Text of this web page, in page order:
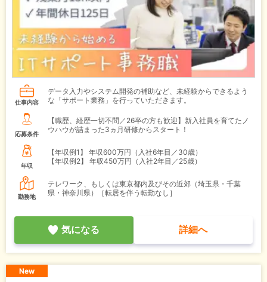
仕事内容
データ入力やシステム開発の補助など、未経験からできるよう
な「サポート業務」を行っていただきます。
応募条件
【職歴、経歴一切不問／26卒の方も歓迎】新入社員を育てたノ
ウハウが詰まった3ヵ月研修からスタート！
年収
【年収例1】
年収600万円（入社6年目／30歳）
【年収例2】
年収450万円（入社2年目／25歳）
勤務地
テレワーク、もしくは東京都内及びその近郊（埼玉県・千葉
県・神奈川県）［転居を伴う転勤なし］
気になる 詳細へ
New